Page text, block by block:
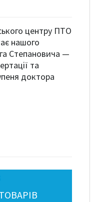
нашого
Степановича —
та
доктора